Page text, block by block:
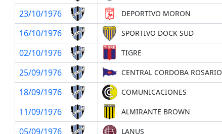
23/10/1976
DEPORTIVO MORON
16/10/1976
SPORTIVO DOCK SUD
02/10/1976
TIGRE
25/09/1976
CENTRAL CORDOBA ROSARIO
18/09/1976
COMUNICACIONES
11/09/1976
ALMIRANTE BROWN
05/09/1976
LANUS